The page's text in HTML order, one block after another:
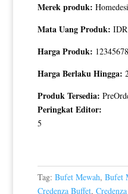
Merek produk:
Mata Uang Produk: IDR
Harga Produk: 12345678
Harga Berlaku Hingga:
Produk Tersedia:
Peringkat Editor:
5
Tag: Bufet Mewah, Bufet
Credenza Buffet,